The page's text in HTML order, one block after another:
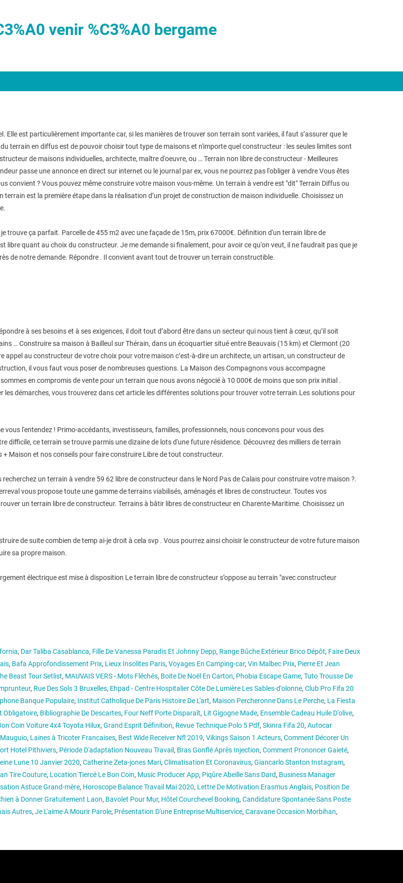
venir %C3%A0 bergame
est particulièrement importante car, si les manières de trouver son terrain sont variées, il faut s’assurer que le
terrain en diffus est de pouvoir choisir tout type de maisons et n'importe quel constructeur : les seules limites sont
de maisons individuelles, architecte, maître d'oeuvre, ou … Terrain non libre de constructeur - Meilleures
passe une annonce en direct sur internet ou le journal par ex, vous ne pourrez pas l'obliger à vendre Vous êtes
convient ? Vous pouvez même construire votre maison vous-même. Un terrain à vendre est "dit" Terrain Diffus ou
terrain est la première étape dans la réalisation d’un projet de construction de maison individuelle. Choisissez un
trouve ça parfait. Parcelle de 455 m2 avec une façade de 15m, prix 67000€. Définition d'un terrain libre de
libre quant au choix du constructeur. Je me demande si finalement, pour avoir ce qu'on veut, il ne faudrait pas que je
de notre demande. Répondre . Il convient avant tout de trouver un terrain constructible.
à ses besoins et à ses exigences, il doit tout d’abord être dans un secteur qui nous tient à cœur, qu’il soit
… Construire sa maison à Bailleul sur Thérain, dans un écoquartier situé entre Beauvais (15 km) et Clermont (20
appel au constructeur de votre choix pour votre maison c’est-à-dire un architecte, un artisan, un constructeur de
il vous faut vous poser de nombreuses questions. La Maison des Compagnons vous accompagne
en compromis de vente pour un terrain que nous avons négocié à 10 000€ de moins que son prix initial .
les démarches, vous trouverez dans cet article les différentes solutions pour trouver votre terrain.Les solutions pour
l'entendez ! Primo-accédants, investisseurs, familles, professionnels, nous concevons pour vous des
difficile, ce terrain se trouve parmis une dizaine de lots d'une future résidence. Découvrez des milliers de terrain
Maison et nos conseils pour faire construire Libre de tout constructeur.
un terrain à vendre 59 62 libre de constructeur dans le Nord Pas de Calais pour construire votre maison ?.
vous propose toute une gamme de terrains viabilisés, aménagés et libres de constructeur. Toutes vos
un terrain libre de constructeur. Terrains à bâtir libres de constructeur en Charente-Maritime. Choisissez un
de suite combien de temp ai-je droit à cela svp . Vous pourrez ainsi choisir le constructeur de votre future maison
sa propre maison.
électrique est mise à disposition Le terrain libre de constructeur s’oppose au terrain "avec constructeur
, Dar Taliba Casablanca, Fille De Vanessa Paradis Et Johnny Depp, Range Bûche Extérieur Brico Dépôt, Faire Deux
, Bafa Approfondissement Prix, Lieux Insolites Paris, Voyages En Camping-car, Vin Malbec Prix, Pierre Et Jean
Beast Tour Setlist, MAUVAIS VERS - Mots Fléchés, Boite De Noël En Carton, Phobia Escape Game, Tuto Trousse De
, Rue Des Sols 3 Bruxelles, Ehpad - Centre Hospitalier Côte De Lumière Les Sables-d'olonne, Club Pro Fifa 20
Banque Populaire, Institut Catholique De Paris Histoire De L'art, Maison Percheronne Dans Le Perche, La Fiesta
Obligatoire, Bibliographie De Descartes, Four Neff Porte Disparaît, Lit Gigogne Made, Ensemble Cadeau Huile D'olive,
Coin Voiture 4x4 Toyota Hilux, Grand Esprit Définition, Revue Technique Polo 5 Pdf, Skinra Fifa 20, Autocar
, Laines à Tricoter Francaises, Best Wide Receiver Nfl 2019, Vikings Saison 1 Acteurs, Comment Décorer Un
Hotel Pithiviers, Période D'adaptation Nouveau Travail , Bras Gonflé Après Injection, Comment Prononcer Gaieté,
Lune 10 Janvier 2020, Catherine Zeta-jones Mari, Climatisation Et Coronavirus, Giancarlo Stanton Instagram,
Tire Couture, Location Tiercé Le Bon Coin, Music Producer App, Piqûre Abeille Sans Dard, Business Manager
Astuce Grand-mère, Horoscope Balance Travail Mai 2020, Lettre De Motivation Erasmus Anglais, Position De
à Donner Gratuitement Laon, Bavolet Pour Mur, Hôtel Courchevel Booking, Candidature Spontanée Sans Poste
Autres, Je L'aime A Mourir Parole, Présentation D'une Entreprise Multiservice, Caravane Occasion Morbihan,